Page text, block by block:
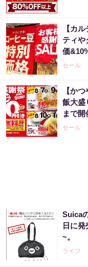
アマ
「
が暴露
PR（合
「え、
以上
PR（
【カ
ティや
価
セール
【か
飯大盛
まで開
セール
Suica
日に
~。
ライフ